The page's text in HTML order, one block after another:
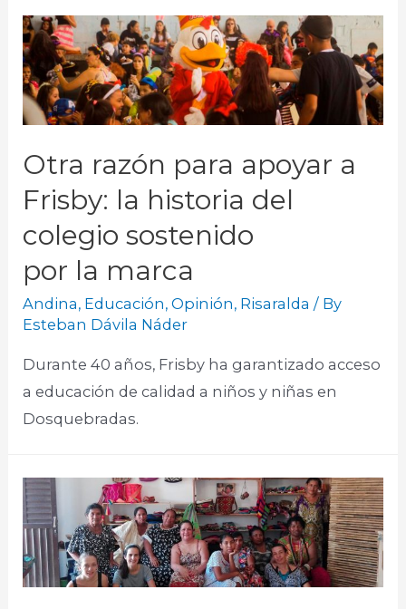
Otra razón para apoyar a
Frisby: la historia del
colegio sostenido
por la marca
Andina, Educación,Opinión, Risaralda / By
Esteban Dávila Náder
Durante 40 años, Frisby ha garantizado acceso
a educación de calidad a niños y niñas en
Dosquebradas.​